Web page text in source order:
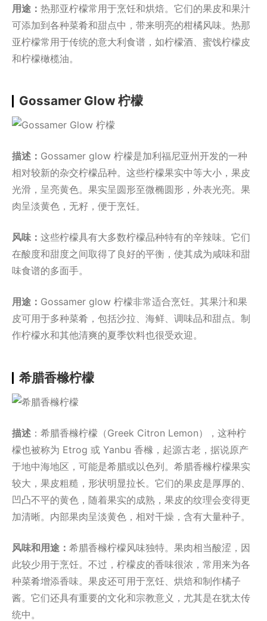
用途： 热那亚柠檬常用于烹饪和烘焙。它们的果皮和果汁
可添加到各种菜肴和甜点中，带来明亮的柑橘风味。热那
亚柠檬常用于传统的意大利食谱，如柠檬酒、蜜饯柠檬皮
和柠檬橄榄油。
Gossamer Glow 柠檬
描述： Gossamer glow 柠檬是加利福尼亚州开发的一种
相对较新的杂交柠檬品种。这些柠檬果实中等大小，果皮
光滑，呈亮黄色。果实呈圆形至微椭圆形，外表光亮。果
肉呈淡黄色，无籽，便于烹饪。
风味： 这些柠檬具有大多数柠檬品种特有的辛辣味。它们
在酸度和甜度之间取得了良好的平衡，使其成为咸味和甜
味食谱的多面手。
用途： Gossamer glow 柠檬非常适合烹饪。其果汁和果
皮可用于多种菜肴，包括沙拉、海鲜、调味品和甜点。制
作柠檬水和其他清爽的夏季饮料也很受欢迎。
希腊香橼柠檬
描述 ：希腊香橼柠檬（Greek Citron Lemon），这种柠
檬也被称为 Etrog 或 Yanbu 香橼，起源古老，据说原产
于地中海地区，可能是希腊或以色列。希腊香橼柠檬果实
较大，果皮粗糙，形状明显拉长。它们的果皮是厚厚的、
凹凸不平的黄色，随着果实的成熟，果皮的纹理会变得更
加清晰。内部果肉呈淡黄色，相对干燥，含有大量种子。
风味和用途： 希腊香橼柠檬风味独特。果肉相当酸涩，因
此较少用于烹饪。不过，柠檬皮的香味很浓，常用来为各
种菜肴增添香味。果皮还可用于烹饪、烘焙和制作橘子
酱。它们还具有重要的文化和宗教意义，尤其是在犹太传
统中。